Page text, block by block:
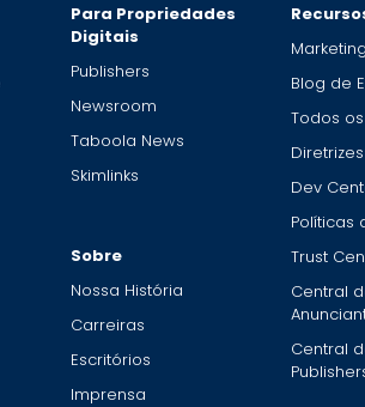
Para Propriedades
Digitais
Publishers
Newsroom
Taboola News
Skimlinks
Sobre
Nossa História
Carreiras
Escritórios
Imprensa
Blog de
Todos
Dev
Políticas
Trust
Central
Central